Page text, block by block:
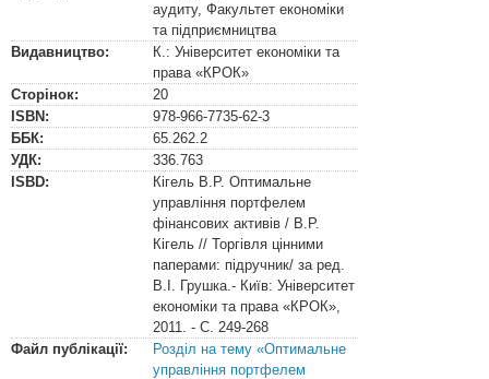
аудиту, Факультет економіки
та підприємництва
Видавництво:
К.: Університет економіки та
права «КРОК»
Сторінок:
20
ISBN:
978-966-7735-62-3
ББК:
65.262.2
УДК:
336.763
ISBD:
Кігель В.Р. Оптимальне
управління портфелем
фінансових активів / В.Р.
Кігель // Торгівля цінними
паперами: підручник/ за ред.
В.І. Грушка.- Київ: Університет
економіки та права «КРОК»,
2011. - С. 249-268
Файл публікації:
Розділ на тему «Оптимальне
управління портфелем